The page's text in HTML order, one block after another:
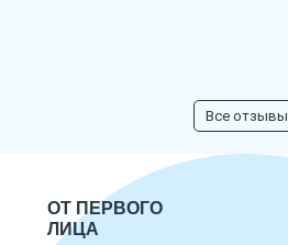
Все отзывы
ОТ ПЕРВОГО
ЛИЦА